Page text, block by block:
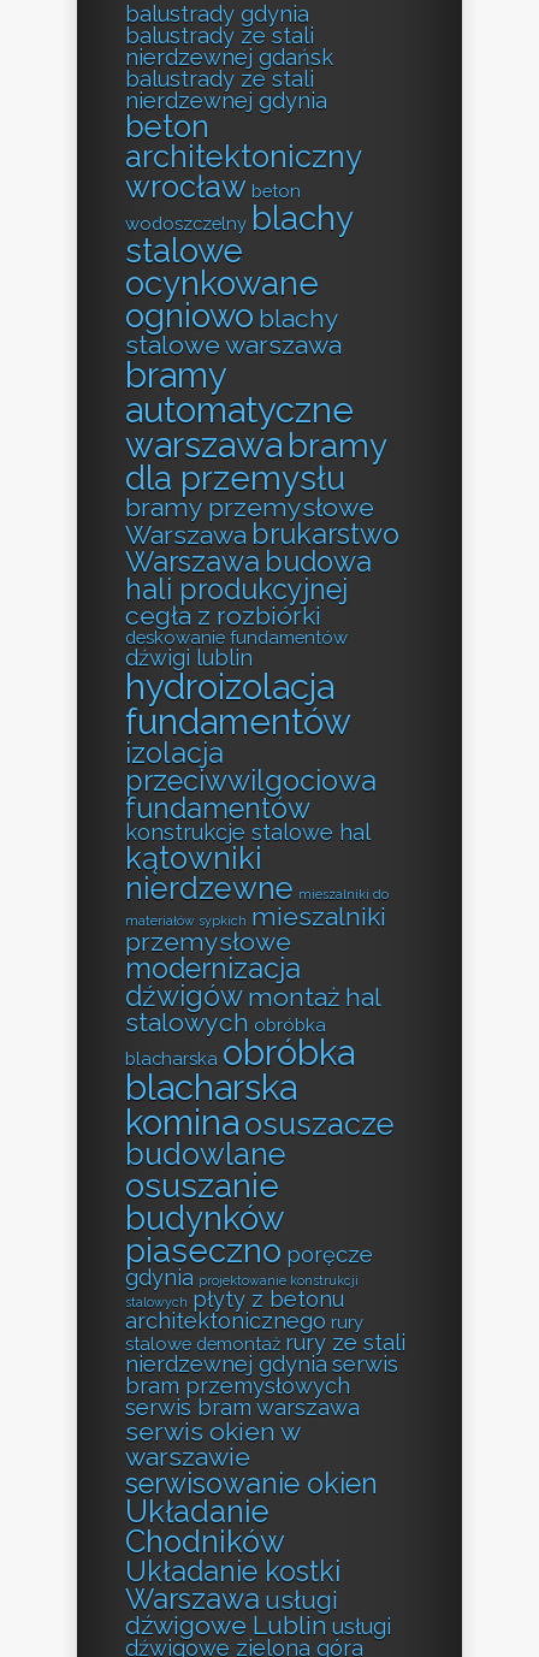
balustrady gdynia
balustrady ze stali
nierdzewnej gdańsk
balustrady ze stali
nierdzewnej gdynia
beton
architektoniczny
wrocław beton
wodoszczelny blachy
stalowe
ocynkowane
ogniowo blachy
stalowe warszawa
bramy
automatyczne
warszawa bramy
dla przemysłu
bramy przemysłowe
Warszawa brukarstwo
Warszawa budowa
hali produkcyjnej
cegła z rozbiórki
deskowanie fundamentów
dźwigi lublin
hydroizolacja
fundamentów
izolacja
przeciwwilgociowa
fundamentów
konstrukcje stalowe hal
kątowniki
nierdzewne mieszalniki do
materiałów sypkich mieszalniki
przemysłowe
modernizacja
dźwigów montaż hal
stalowych obróbka
blacharska obróbka
blacharska
komina osuszacze
budowlane
osuszanie
budynków
piaseczno poręcze
gdynia projektowanie konstrukcji
stalowych płyty z betonu
architektonicznego rury
stalowe demontaż rury ze stali
nierdzewnej gdynia serwis
bram przemysłowych
serwis bram warszawa
serwis okien w
warszawie
serwisowanie okien
Układanie
Chodników
Układanie kostki
Warszawa usługi
dźwigowe Lublin usługi
dźwigowe zielona góra